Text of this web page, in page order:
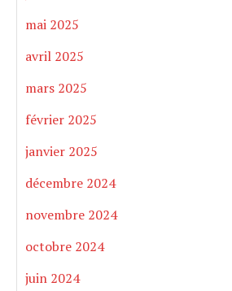
mai 2025
avril 2025
mars 2025
février 2025
janvier 2025
décembre 2024
novembre 2024
octobre 2024
juin 2024